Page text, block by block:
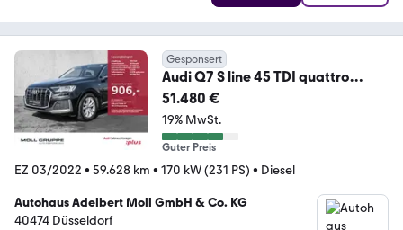
Gesponsert
Audi Q7 S line 45 TDI quattro
tiptronic Pano el.Sitze
51.480 €
19% MwSt.
Guter Preis
EZ 03/2022 • 59.628 km • 170 kW (231 PS) • Diesel
Autohaus Adelbert Moll GmbH & Co. KG
40474 Düsseldorf